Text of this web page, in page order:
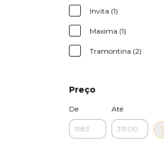
Invita (1)
Maxima (1)
Tramontina (2)
Preço
De Até